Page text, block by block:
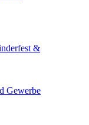
&
Gewerbe